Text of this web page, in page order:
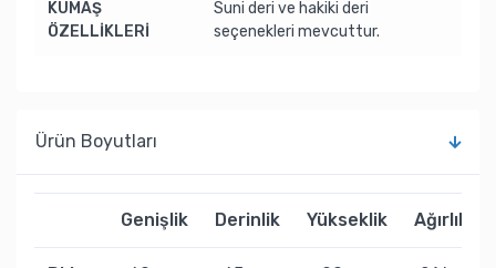
KUMAŞ
ÖZELLİKLERİ
Suni deri ve hakiki deri
seçenekleri mevcuttur.
Ürün Boyutları
Genişlik Derinlik Yükseklik Ağırlık